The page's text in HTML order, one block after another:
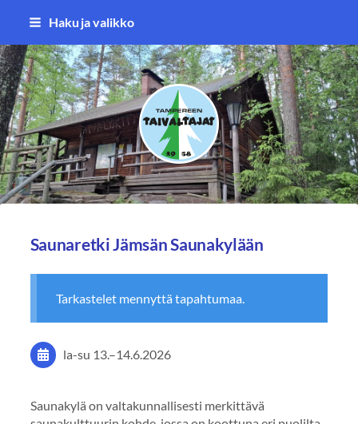
Siirry
sisältöön
Haku ja valikko
Tampereen Taivaltajat ry
Saunaretki Jämsän Saunakylään
Tarkastelet mennyttä tapahtumaa.
la-su 13.–14.6.2026
Saunakylä on valtakunnallisesti merkittävä